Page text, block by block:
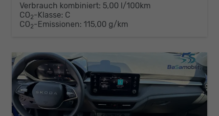
Verbrauch kombiniert: 5,00 l/100km
CO2-Klasse: C
CO2-Emissionen: 115,00 g/km